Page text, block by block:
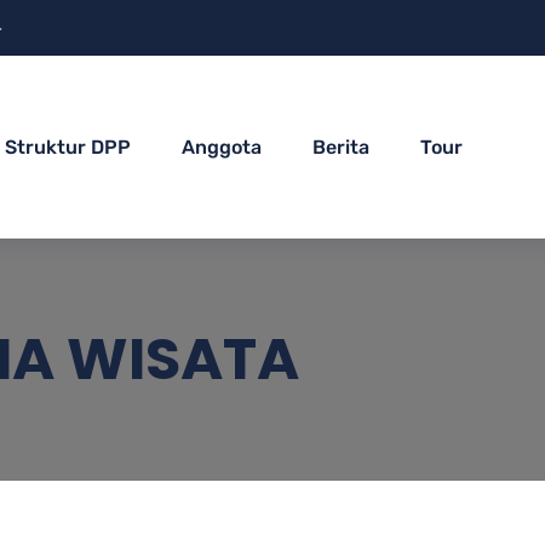
Struktur DPP Anggota Berita Tour
WISATA